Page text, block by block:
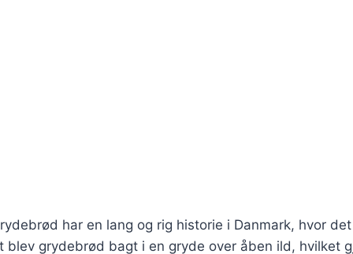
har en lang og rig historie i Danmark, hvor
grydebrød bagt i en gryde over åben ild, hvilket